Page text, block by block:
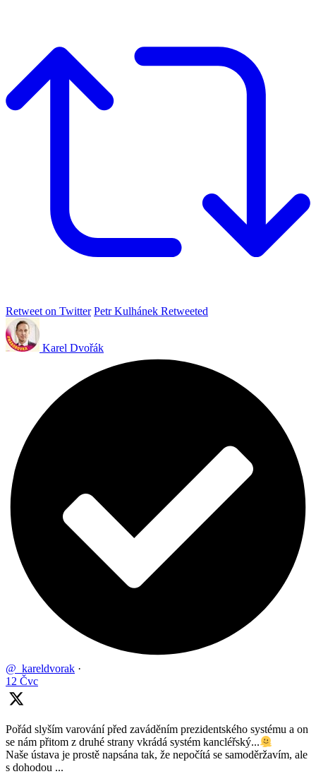
Retweet on Twitter Petr Kulhánek Retweeted
Karel Dvořák
@_kareldvorak ·
12 Čvc
Pořád slyším varování před zaváděním prezidentského systému a on
se nám přitom z druhé strany vkrádá systém kancléřský...
Naše ústava je prostě napsána tak, že nepočítá se samoděržavím, ale
s dohodou ...